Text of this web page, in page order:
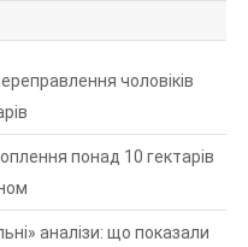
чоловіків
понад 10 гектарів
аналізи: що показали